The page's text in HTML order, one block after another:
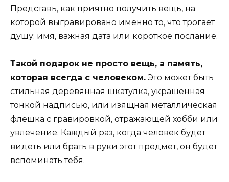
Представь, как приятно получить вещь, на
которой выгравировано именно то, что трогает
душу: имя, важная дата или короткое послание.
Такой подарок не просто вещь, а память,
которая всегда с человеком. Это может быть
стильная деревянная шкатулка, украшенная
тонкой надписью, или изящная металлическая
флешка с гравировкой, отражающей хобби или
увлечение. Каждый раз, когда человек будет
видеть или брать в руки этот предмет, он будет
вспоминать тебя.